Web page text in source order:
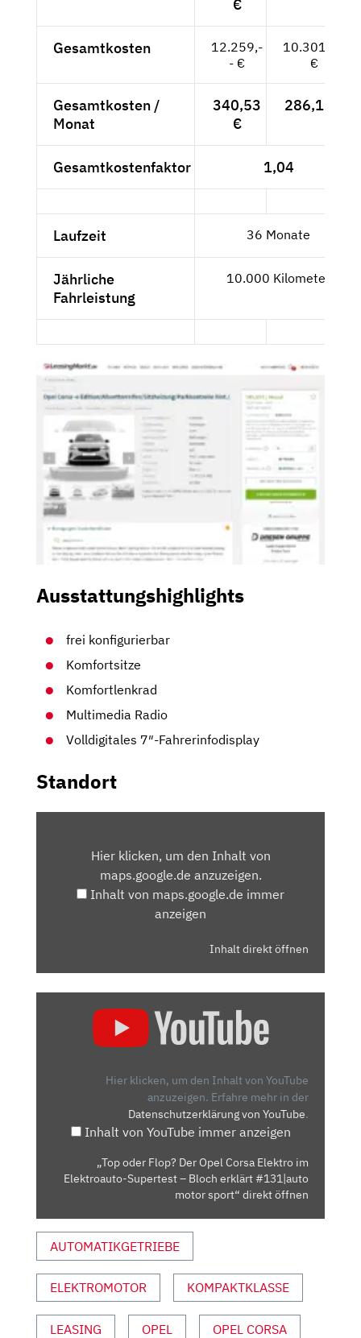
€
Gesamtkosten
12.259,-
- €
10.301,68
€
Gesamtkosten /
Monat
340,53
€
286,16 €
Gesamtkostenfaktor 1,04
Laufzeit 36 Monate
Jährliche
Fahrleistung
10.000 Kilometer
Ausstattungshighlights
frei konfigurierbar
Komfortsitze
Komfortlenkrad
Multimedia Radio
Volldigitales 7″-Fahrerinfodisplay
Standort
MAPS.GOOGLE.DEHier klicken, um den Inhalt von
maps.google.de anzuzeigen.
Inhalt von maps.google.de immer
anzeigen
Inhalt direkt öffnen
ELEKTROAUTO-
SUPERTEST
ERKLÄRT
#131|AUTO
MOTOR
SPORT“
YOUTUBE
Hier klicken, um den Inhalt von YouTube
anzuzeigen. Erfahre mehr in der
Datenschutzerklärung von YouTube.
Inhalt von YouTube immer anzeigen
„Top oder Flop? Der Opel Corsa Elektro im
Elektroauto-Supertest – Bloch erklärt #131|auto
motor sport“ direkt öffnen
AUTOMATIKGETRIEBE
ELEKTROMOTOR KOMPAKTKLASSE
LEASING OPEL OPEL CORSA